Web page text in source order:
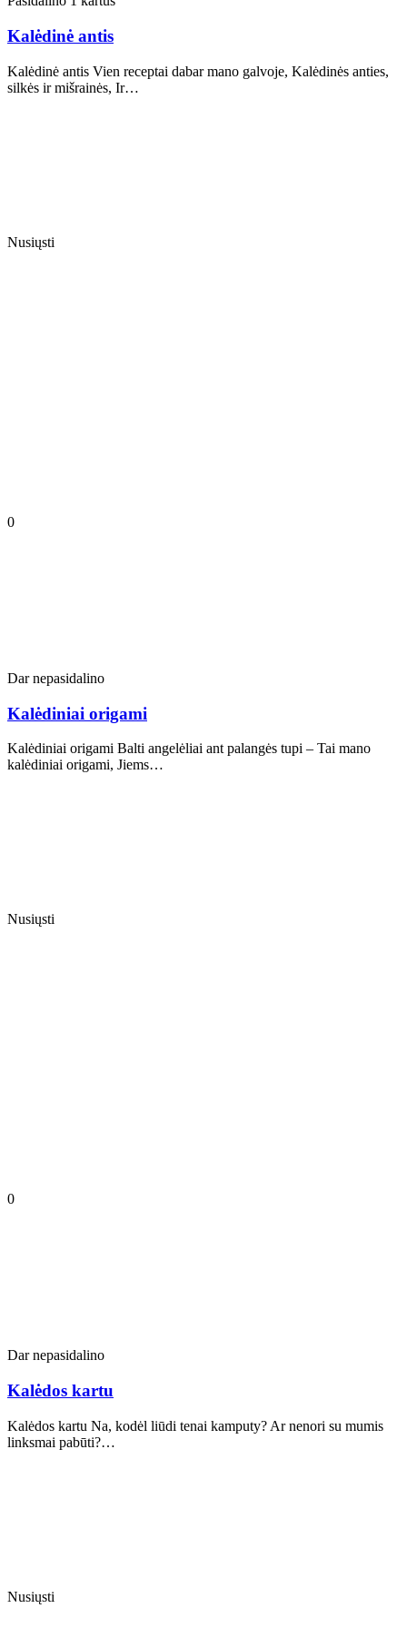
Kalėdinė antis
Kalėdinė antis Vien receptai dabar mano galvoje, Kalėdinės anties,
silkės ir mišrainės, Ir…
Nusiųsti
0
Dar nepasidalino
Kalėdiniai origami
Kalėdiniai origami Balti angelėliai ant palangės tupi – Tai mano
kalėdiniai origami, Jiems…
Nusiųsti
0
Dar nepasidalino
Kalėdos kartu
Kalėdos kartu Na, kodėl liūdi tenai kamputy? Ar nenori su mumis
linksmai pabūti?…
Nusiųsti